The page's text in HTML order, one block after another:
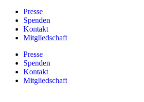
Presse
Spenden
Kontakt
Mitgliedschaft
Presse
Spenden
Kontakt
Mitgliedschaft